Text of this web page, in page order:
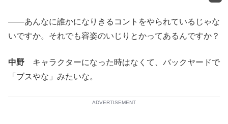
——あんなに誰かになりきるコントをやられているじゃな
いですか。それでも容姿のいじりとかってあるんですか？
中野 キャラクターになった時はなくて、バックヤードで
「ブスやな」みたいな。
ADVERTISEMENT